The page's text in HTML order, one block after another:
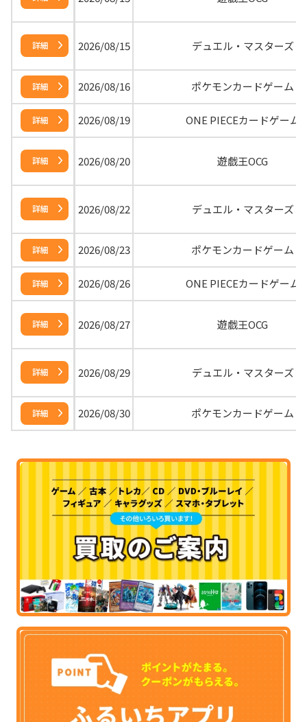
詳細 2026/08/15 デュエル・マスターズ
詳細 2026/08/16 ポケモンカードゲーム
詳細 2026/08/19 ONE PIECEカードゲーム
詳細 2026/08/20 遊戯王OCG
詳細 2026/08/22 デュエル・マスターズ
詳細 2026/08/23 ポケモンカードゲーム
詳細 2026/08/26 ONE PIECEカードゲーム
詳細 2026/08/27 遊戯王OCG
詳細 2026/08/29 デュエル・マスターズ
詳細 2026/08/30 ポケモンカードゲーム